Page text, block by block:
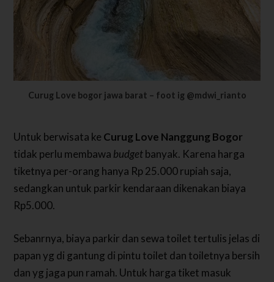
Curug Love bogor jawa barat – foot ig @mdwi_rianto
Untuk berwisata ke Curug Love Nanggung Bogor
tidak perlu membawa budgetbanyak. Karena harga
tiketnya per-orang hanya Rp 25.000 rupiah saja,
sedangkan untuk parkir kendaraan dikenakan biaya
Rp5.000.
Sebanrnya, biaya parkir dan sewa toilet tertulis jelas di
papan yg di gantung di pintu toilet dan toiletnya bersih
dan yg jaga pun ramah. Untuk harga tiket masuk